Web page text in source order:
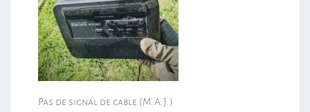
Pas de signal de cable (M.A.J.)